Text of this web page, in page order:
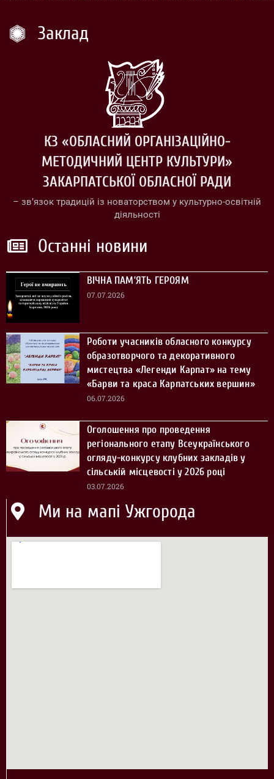
Заклад
КЗ «ОБЛАСНИЙ ОРГАНІЗАЦІЙНО-
МЕТОДИЧНИЙ ЦЕНТР КУЛЬТУРИ»
ЗАКАРПАТСЬКОЇ ОБЛАСНОЇ РАДИ
– зв’язок традицій із новаторством у культурно-освітній
діяльності
Останні новини
ВІЧНА ПАМ’ЯТЬ ГЕРОЯМ
07.07.2026
Роботи учасників обласного конкурсу
образотворчого та декоративного
мистецтва «Легенди Карпат» на тему
«Барви та краса Карпатських вершин»
06.07.2026
Оголошення про проведення
регіонального етапу Всеукраїнського
огляду-конкурсу клубних закладів у
сільській місцевості у 2026 році
03.07.2026
Ми на мапі Ужгорода